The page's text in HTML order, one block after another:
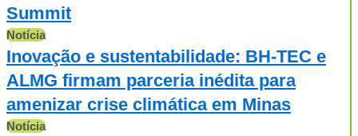
Summit
Notícia
Inovação e sustentabilidade: BH-TEC e
ALMG firmam parceria inédita para
amenizar crise climática em Minas
Notícia